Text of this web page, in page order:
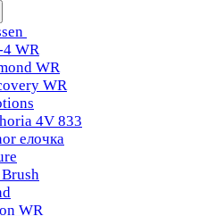
WR
WR
WR
4V 833
елочка
WR